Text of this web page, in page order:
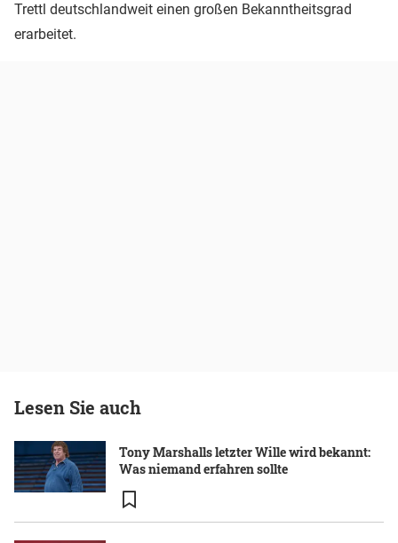
Trettl deutschlandweit einen großen Bekanntheitsgrad
erarbeitet.
Lesen Sie auch
Tony Marshalls letzter Wille wird bekannt:
Was niemand erfahren sollte